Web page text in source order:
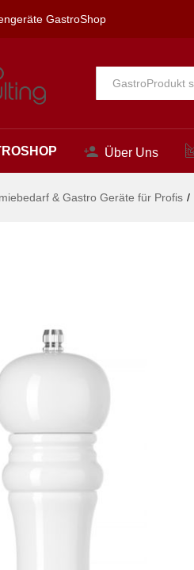
GastroShop
Alle
Über Uns
& Gastro Geräte für Profis /